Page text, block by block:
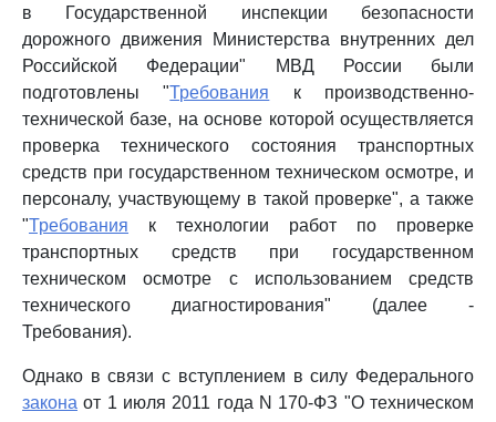
в Государственной инспекции безопасности
дорожного движения Министерства внутренних дел
Российской Федерации" МВД России были
подготовлены "Требования к производственно-
технической базе, на основе которой осуществляется
проверка технического состояния транспортных
средств при государственном техническом осмотре, и
персоналу, участвующему в такой проверке", а также
"Требования к технологии работ по проверке
транспортных средств при государственном
техническом осмотре с использованием средств
технического диагностирования" (далее -
Требования).
Однако в связи с вступлением в силу Федерального
закона от 1 июля 2011 года N 170-ФЗ "О техническом